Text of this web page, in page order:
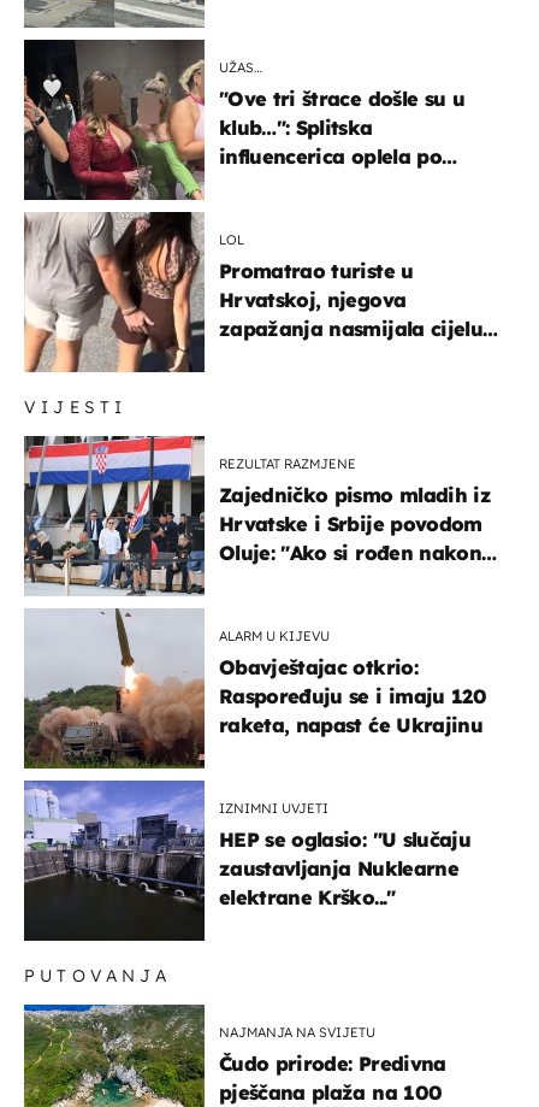
VIJESTI
REZULTAT RAZMJENE
Zajedničko pismo mladih iz
Hrvatske i Srbije povodom
Oluje: "Ako si rođen nakon
ALARM U KIJEVU
Obavještajac otkrio:
Raspoređuju se i imaju 120
raketa, napast će Ukrajinu
IZNIMNI UVJETI
HEP se oglasio: "U slučaju
zaustavljanja Nuklearne
elektrane Krško..."
UŽAS…
"Ove tri štrace došle su u
klub…": Splitska
influencerica oplela po
LOL
Promatrao turiste u
Hrvatskoj, njegova
zapažanja nasmijala cijelu
PUTOVANJA
NAJMANJA NA SVIJETU
Čudo prirode: Predivna
pješčana plaža na 100